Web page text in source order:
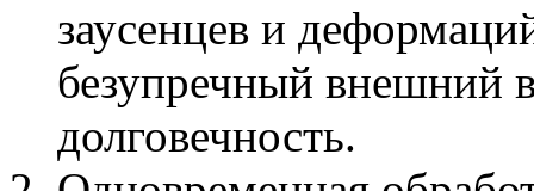
заусенцев и
безупречный внешний
долговечность.